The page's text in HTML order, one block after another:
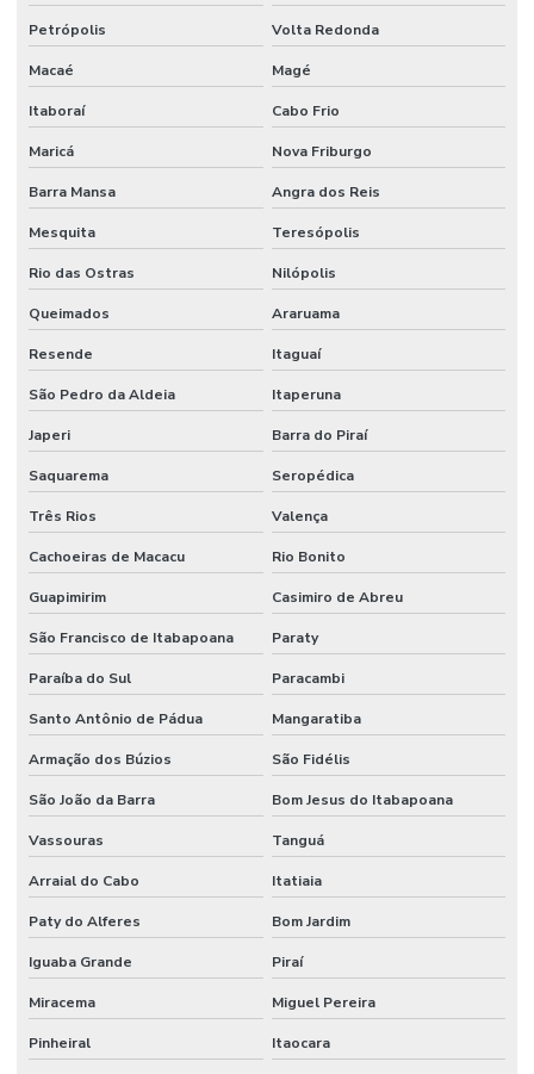
Petrópolis Volta Redonda
Macaé Magé
Itaboraí Cabo Frio
Maricá Nova Friburgo
Barra Mansa Angra dos Reis
Mesquita Teresópolis
Rio das Ostras Nilópolis
Queimados Araruama
Resende Itaguaí
São Pedro da Aldeia Itaperuna
Japeri Barra do Piraí
Saquarema Seropédica
Três Rios Valença
Cachoeiras de Macacu Rio Bonito
Guapimirim Casimiro de Abreu
São Francisco de Itabapoana Paraty
Paraíba do Sul Paracambi
Santo Antônio de Pádua Mangaratiba
Armação dos Búzios São Fidélis
São João da Barra Bom Jesus do Itabapoana
Vassouras Tanguá
Arraial do Cabo Itatiaia
Paty do Alferes Bom Jardim
Iguaba Grande Piraí
Miracema Miguel Pereira
Pinheiral Itaocara